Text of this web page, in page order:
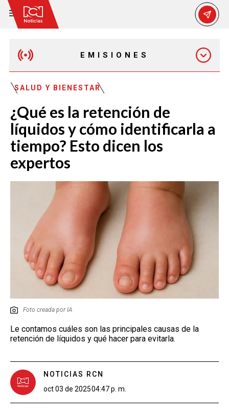
EMISIONES
EMISIÓN 12:30 PM
EMISIÓN 7:00 PM
SALUD Y BIENESTAR
¿Qué es la retención de
líquidos y cómo identificarla a
tiempo? Esto dicen los
expertos
Foto creada por IA
Le contamos cuáles son las principales causas de la
retención de líquidos y qué hacer para evitarla.
NOTICIAS RCN
oct 03 de 202504:47 p. m.